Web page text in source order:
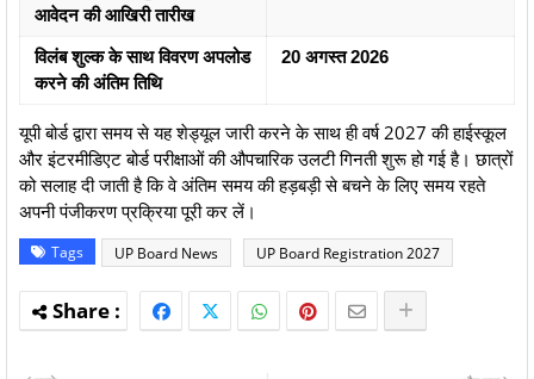
आवेदन की आखिरी तारीख
विलंब शुल्क के साथ विवरण अपलोड
करने की अंतिम तिथि
20 अगस्त 2026
यूपी बोर्ड द्वारा समय से यह शेड्यूल जारी करने के साथ ही वर्ष 2027 की हाईस्कूल
और इंटरमीडिएट बोर्ड परीक्षाओं की औपचारिक उलटी गिनती शुरू हो गई है। छात्रों
को सलाह दी जाती है कि वे अंतिम समय की हड़बड़ी से बचने के लिए समय रहते
अपनी पंजीकरण प्रक्रिया पूरी कर लें।
Tags UP Board News UP Board Registration 2027